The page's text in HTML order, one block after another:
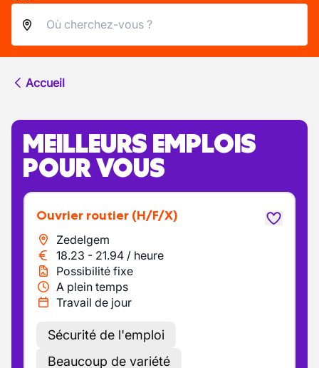
Accueil
MEILLEURS EMPLOIS
POUR VOUS
Ouvrier routier (H/F/X)
Zedelgem
18.23 - 21.94 / heure
Possibilité fixe
A plein temps
Travail de jour
Sécurité de l'emploi
Beaucoup de variété